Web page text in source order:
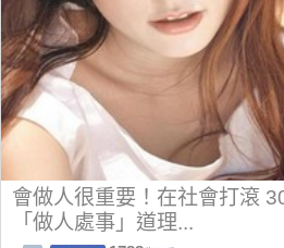
會做人很重要！在社會打滾
「做人處事」道理...